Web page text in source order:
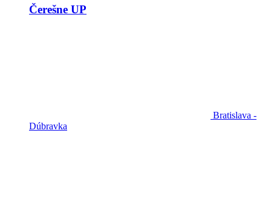
Čerešne UP
Bratislava -
Dúbravka